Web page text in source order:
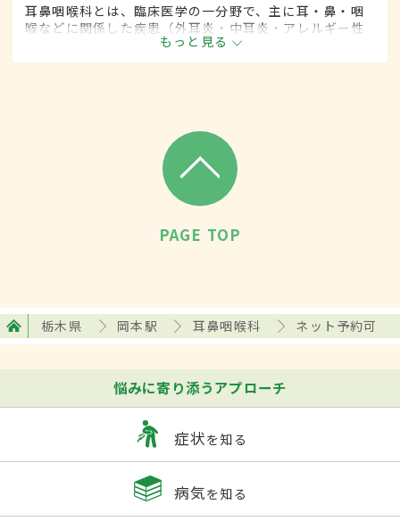
耳鼻咽喉科とは、臨床医学の一分野で、主に耳・鼻・咽
喉などに関係した疾患（外耳炎・中耳炎・アレルギー性
鼻炎・咽頭がん・扁桃炎・喉頭がんなど）を専門的に取
り扱います。
もっと見る
PAGE TOP
栃木県 岡本駅 耳鼻咽喉科 ネット予約可
悩みに寄り添うアプローチ
症状を知る
病気を知る